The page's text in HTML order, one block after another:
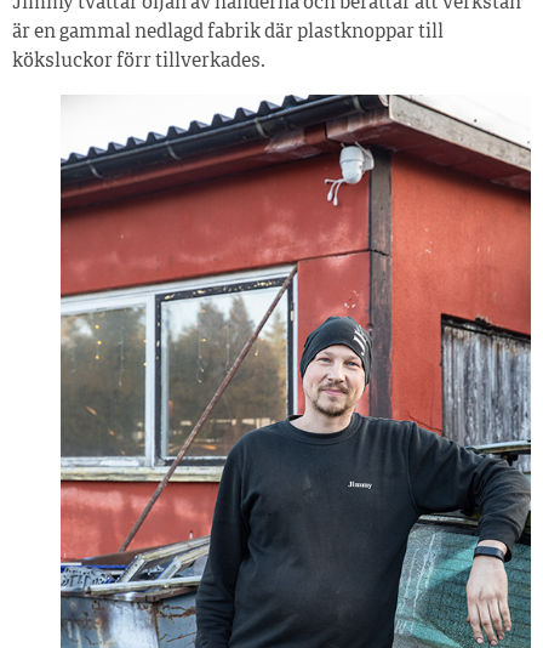
är en gammal nedlagd fabrik där plastknoppar till
köksluckor förr tillverkades.